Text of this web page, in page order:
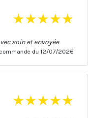
★★★★★
soin et envoyée
du 12/07/2026
★★★★★